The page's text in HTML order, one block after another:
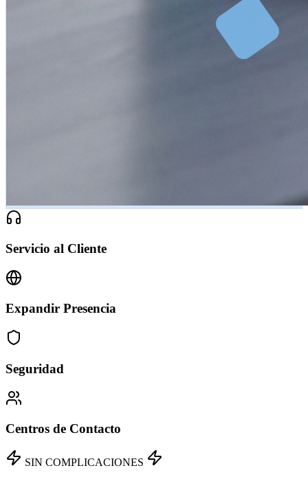
Servicio al Cliente
Expandir Presencia
Seguridad
Centros de Contacto
SIN COMPLICACIONES